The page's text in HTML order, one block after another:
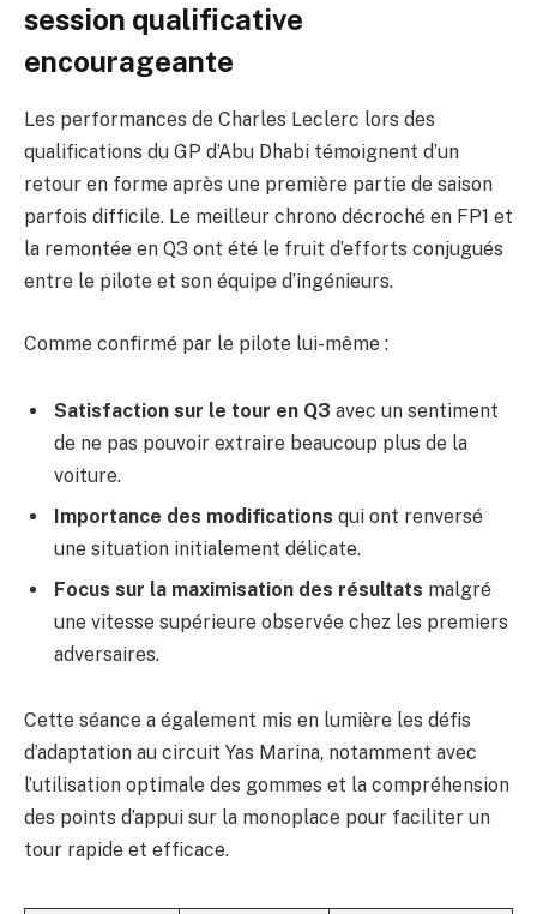
session qualificative
encourageante
Les performances de Charles Leclerc lors des
qualifications du GP d’Abu Dhabi témoignent d’un
retour en forme après une première partie de saison
parfois difficile. Le meilleur chrono décroché en FP1 et
la remontée en Q3 ont été le fruit d’efforts conjugués
entre le pilote et son équipe d’ingénieurs.
Comme confirmé par le pilote lui-même :
Satisfaction sur le tour en Q3 avec un sentiment
de ne pas pouvoir extraire beaucoup plus de la
voiture.
Importance des modifications qui ont renversé
une situation initialement délicate.
Focus sur la maximisation des résultats malgré
une vitesse supérieure observée chez les premiers
adversaires.
Cette séance a également mis en lumière les défis
d’adaptation au circuit Yas Marina, notamment avec
l’utilisation optimale des gommes et la compréhension
des points d’appui sur la monoplace pour faciliter un
tour rapide et efficace.